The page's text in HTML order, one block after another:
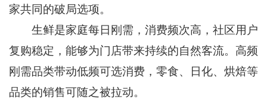
家共同的破局选项。
生鲜是家庭每日刚需，消费频次高，社区用户
复购稳定，能够为门店带来持续的自然客流。高频
刚需品类带动低频可选消费，零食、日化、烘焙等
品类的销售可随之被拉动。